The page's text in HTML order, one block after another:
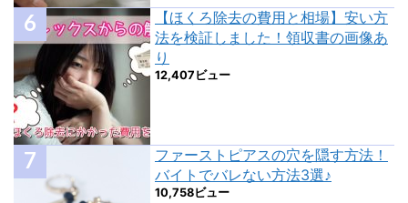
【ほくろ除去の費用と相場】安い方
法を検証しました！領収書の画像あ
り
12,407ビュー
ファーストピアスの穴を隠す方法！
バイトでバレない方法3選♪
10,758ビュー